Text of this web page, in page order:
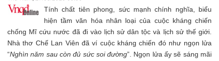
Tính chất tiên phong, sức mạnh chính nghĩa, biểu
hiện tầm văn hóa nhân loại của cuộc kháng chiến
chống Mĩ cứu nước đã đi vào lịch sử dân tộc và lịch sử thế giới.
Nhà thơ Chế Lan Viên đã ví cuộc kháng chiến đó như ngọn lửa
“Nghìn năm sau còn đủ sức soi đường”. Ngọn lửa ấy sẽ sáng mãi